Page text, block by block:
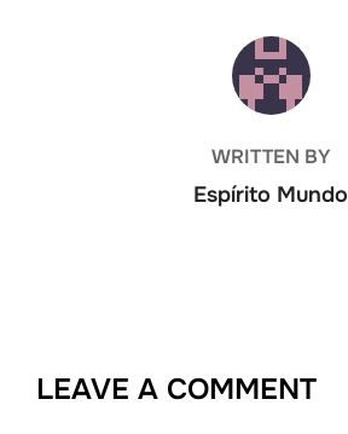
POST AUTHOR
WRITTEN BY
Espírito Mundo
LEAVE A COMMENT